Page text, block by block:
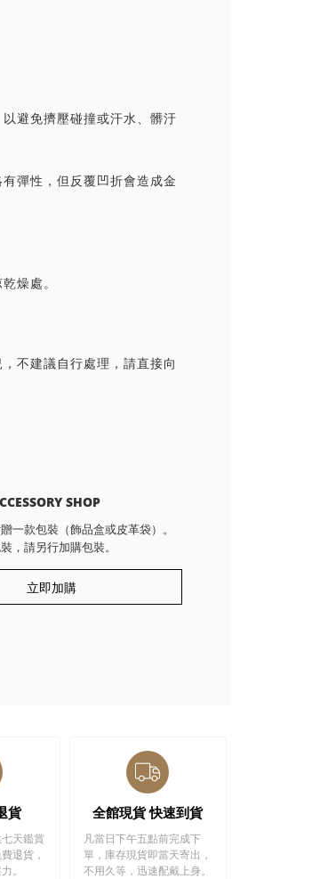
避免擠壓碰撞或汗水、髒汙
彈性，但反覆凹折會造成金
燥處。
不建議自行處理，請直接向
SHOP
一款包裝（飾品盒或皮革袋）。
，請另行加購包裝。
立即加購
貨
天鑑賞
退貨，
。
全館現貨 快速到貨
凡當日下午五點前完成下
單，庫存現貨即當天寄出，
不用久等，迅速配戴上身。